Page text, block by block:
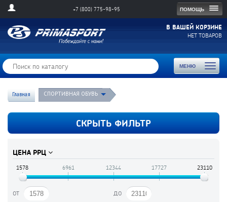
ПОМОЩЬ
+7 (800) 775-98-95
В ВАШЕЙ КОРЗИНЕ
НЕТ ТОВАРОВ
МЕНЮ
Toggle
Главная СПОРТИВНАЯ ОБУВЬ
СКРЫТЬ ФИЛЬТР
ЦЕНА РРЦ
1578 6961 12344 17727 23110
от до